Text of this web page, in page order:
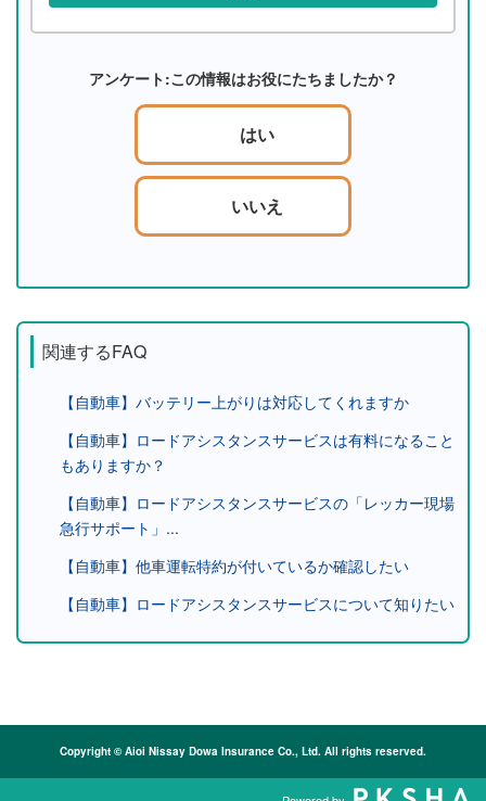
アンケート:この情報はお役にたちましたか？
はい
いいえ
関連するFAQ
【自動車】バッテリー上がりは対応してくれますか
【自動車】ロードアシスタンスサービスは有料になること
もありますか？
【自動車】ロードアシスタンスサービスの「レッカー現場
急行サポート」...
【自動車】他車運転特約が付いているか確認したい
【自動車】ロードアシスタンスサービスについて知りたい
Copyright © Aioi Nissay Dowa Insurance Co., Ltd. All rights reserved.